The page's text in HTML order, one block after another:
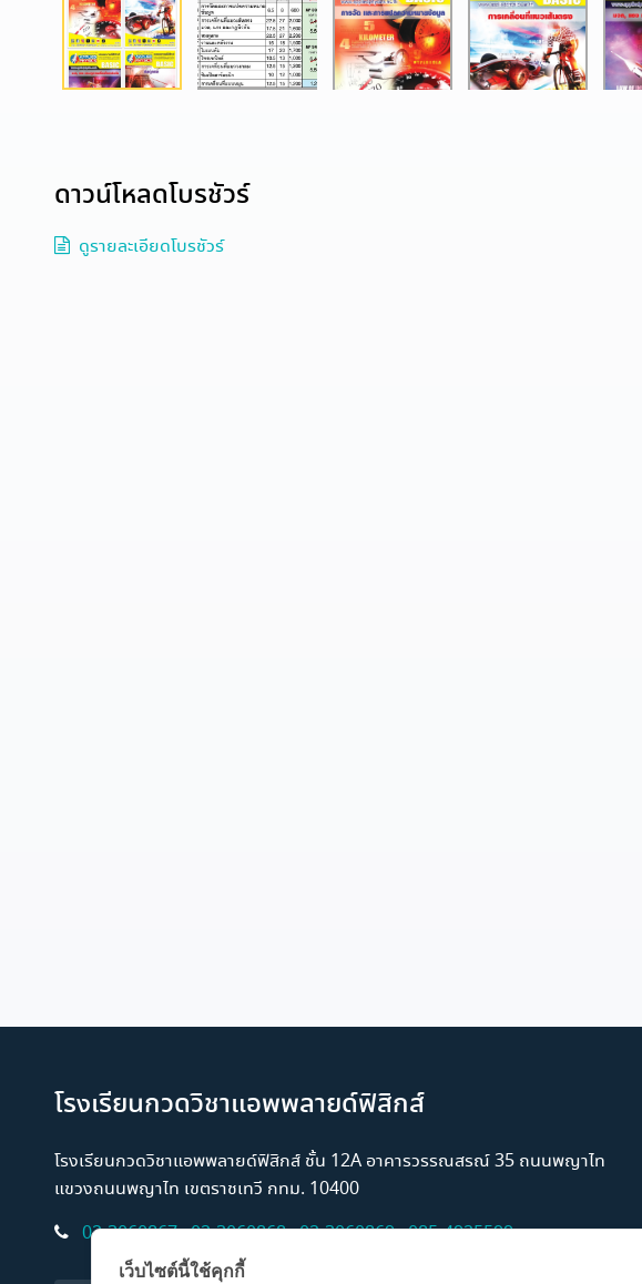
ดาวน์โหลดโบรชัวร์
ดูรายละเอียดโบรชัวร์
โรงเรียนกวดวิชาแอพพลายด์ฟิสิกส์
โรงเรียนกวดวิชาแอพพลายด์ฟิสิกส์ ชั้น 12A อาคารวรรณสรณ์ 35 ถนนพญาไท
แขวงถนนพญาไท เขตราชเทวี กทม. 10400
02-3060867,02-3060868,02-3060869,085-4925599
เว็บไซต์นี้ใช้คุกกี้